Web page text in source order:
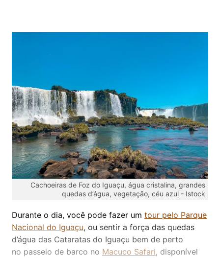
Cachoeiras de Foz do Iguaçu, água cristalina, grandes
quedas d’água, vegetação, céu azul - Istock
Durante o dia, você pode fazer um tour pelo Parque
Nacional do Iguaçu, ou sentir a força das quedas
d’água das Cataratas do Iguaçu bem de perto
no passeio de barco no Macuco Safari, disponível